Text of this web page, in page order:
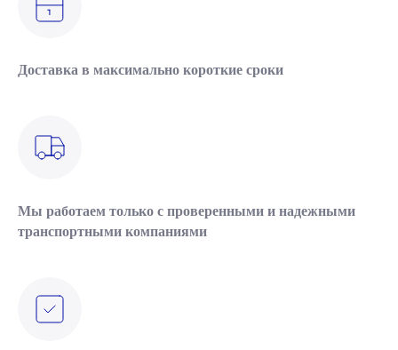
Доставка в максимально короткие сроки
Мы работаем только с проверенными и надежными
транспортными компаниями